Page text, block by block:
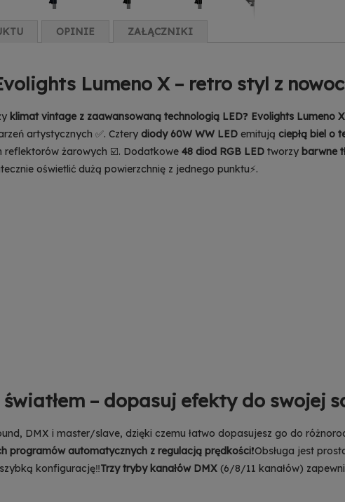
Lumeno X – retro styl z
klimat vintage z zaawansowaną technologią LED❓ Evolights Lumeno X
artystycznych ✅. Cztery diody 60W WW LED emitują ciepłą biel o
reflektorów żarowych ☑️. Dodatkowe 48 diod RGB LED tworzy barwne
oświetlić dużą powierzchnię z jednego punktu⚡.
światłem – dopasuj efekty do swojej
DMX i master/slave, dzięki czemu łatwo dopasujesz go do
programów automatycznych z regulacją prędkości❗Obsługa jest
konfigurację‼️Trzy tryby kanałów DMX (6/8/11 kanałów)
OPINIE ZAŁĄCZNIKI